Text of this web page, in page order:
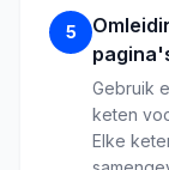
5
Gebruik
keten
Elke